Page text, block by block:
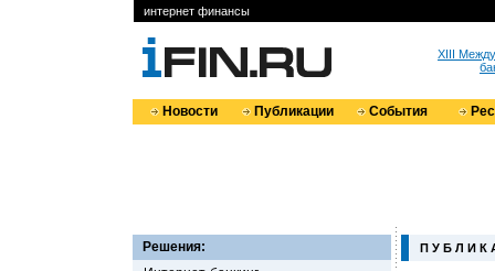
интернет финансы
XIII
Новости Публикации События
Решения:
П У Б Л И К